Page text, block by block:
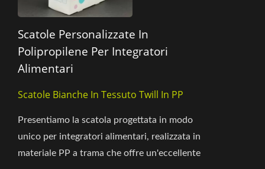
Scatole Personalizzate In
Polipropilene Per Integratori
Alimentari
Scatole Bianche In Tessuto Twill In PP
Presentiamo la scatola progettata in modo
unico per integratori alimentari, realizzata in
materiale PP a trama che offre un'eccellente